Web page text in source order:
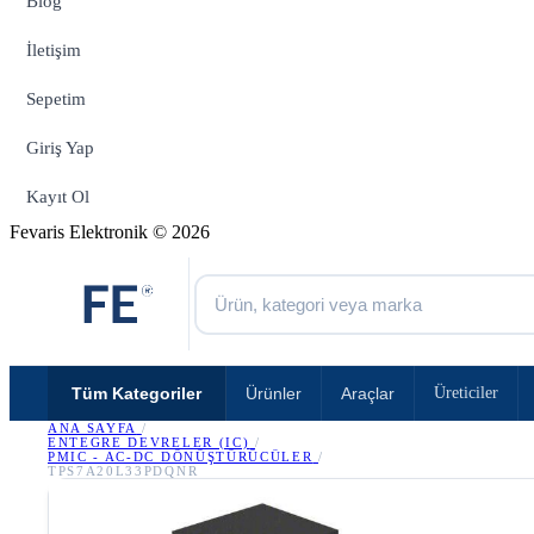
İletişim
Sepetim
Giriş Yap
Kayıt Ol
Fevaris Elektronik © 2026
Tüm Kategoriler Ürünler Araçlar Üreticiler
ANA SAYFA /
ENTEGRE DEVRELER (IC) /
PMIC - AC-DC DÖNÜŞTÜRÜCÜLER /
TPS7A20L33PDQNR